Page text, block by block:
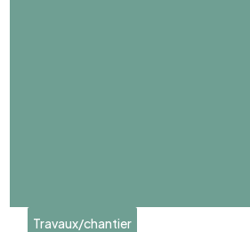
Travaux/chantier